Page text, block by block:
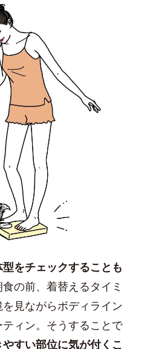
をチェックすることも
の前、着替えるタイミ
見ながらボディライン
ィン。そうすることで
すい部位に気が付くこ